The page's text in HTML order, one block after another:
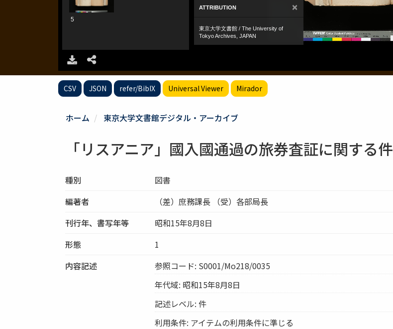
CSV JSON refer/BibIX Universal Viewer Mirador
ホーム 東京大学文書館デジタル・アーカイブ
「リスアニア」國入國通過の旅券査証に関する件
種別
図書
編著者
（差）庶務課長 （受）各部局長
刊行年、書写年等
昭和15年8月8日
形態
1
内容記述
参照コード: S0001/Mo218/0035
年代域: 昭和15年8月8日
記述レベル: 件
利用条件: アイテムの利用条件に準じる